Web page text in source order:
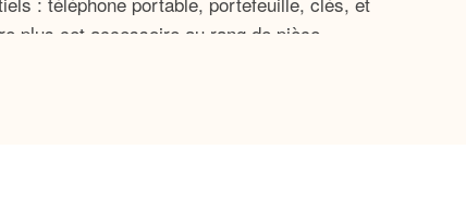
plus cet accessoire au rang de pièce